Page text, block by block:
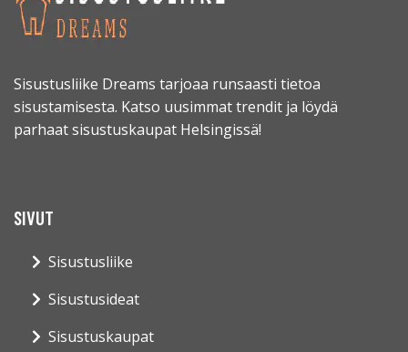
Sisustusliike Dreams tarjoaa runsaasti tietoa
sisustamisesta. Katso uusimmat trendit ja löydä
parhaat sisustuskaupat Helsingissä!
SIVUT
Sisustusliike
Sisustusideat
Sisustuskaupat